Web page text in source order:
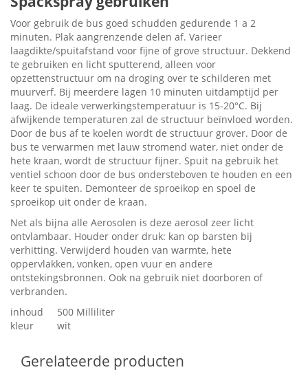
Voor gebruik de bus goed schudden gedurende 1 a 2
minuten. Plak aangrenzende delen af. Varieer
laagdikte/spuitafstand voor fijne of grove structuur. Dekkend
te gebruiken en licht sputterend, alleen voor
opzettenstructuur om na droging over te schilderen met
muurverf. Bij meerdere lagen 10 minuten uitdamptijd per
laag. De ideale verwerkingstemperatuur is 15-20°C. Bij
afwijkende temperaturen zal de structuur beïnvloed worden.
Door de bus af te koelen wordt de structuur grover. Door de
bus te verwarmen met lauw stromend water, niet onder de
hete kraan, wordt de structuur fijner. Spuit na gebruik het
ventiel schoon door de bus ondersteboven te houden en een
keer te spuiten. Demonteer de sproeikop en spoel de
sproeikop uit onder de kraan.
Net als bijna alle Aerosolen is deze aerosol zeer licht
ontvlambaar. Houder onder druk: kan op barsten bij
verhitting. Verwijderd houden van warmte, hete
oppervlakken, vonken, open vuur en andere
ontstekingsbronnen. Ook na gebruik niet doorboren of
verbranden.
inhoud
500 Milliliter
kleur
wit
Gerelateerde producten